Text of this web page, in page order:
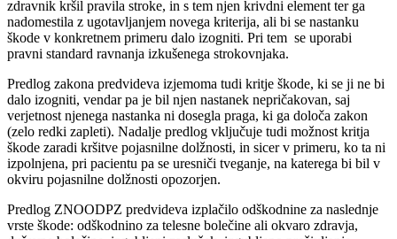
zdravnik kršil pravila stroke, in s tem njen krivdni element ter ga
nadomestila z ugotavljanjem novega kriterija, ali bi se nastanku
škode v konkretnem primeru dalo izogniti. Pri tem se uporabi
pravni standard ravnanja izkušenega strokovnjaka.
Predlog zakona predvideva izjemoma tudi kritje škode, ki se ji ne bi
dalo izogniti, vendar pa je bil njen nastanek nepričakovan, saj
verjetnost njenega nastanka ni dosegla praga, ki ga določa zakon
(zelo redki zapleti). Nadalje predlog vključuje tudi možnost kritja
škode zaradi kršitve pojasnilne dolžnosti, in sicer v primeru, ko ta ni
izpolnjena, pri pacientu pa se uresniči tveganje, na katerega bi bil v
okviru pojasnilne dolžnosti opozorjen.
Predlog ZNOODPZ predvideva izplačilo odškodnine za naslednje
vrste škode: odškodnino za telesne bolečine ali okvaro zdravja,